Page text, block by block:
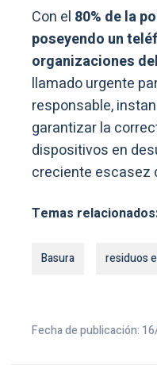
Con el 80% de la
poseyendo un
organizaciones
llamado urgente
responsable,
garantizar la
dispositivos en
creciente escasez
Temas
Basura residuos
Fecha de publicación: